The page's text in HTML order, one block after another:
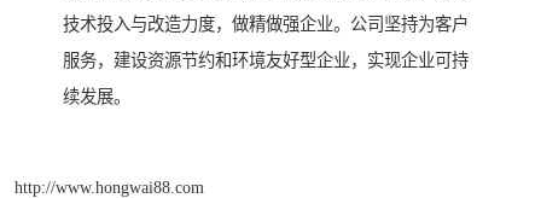
技术投入与改造力度，做精做强企业。公司坚持为客户
服务，建设资源节约和环境友好型企业，实现企业可持
续发展。
http://www.hongwai88.com